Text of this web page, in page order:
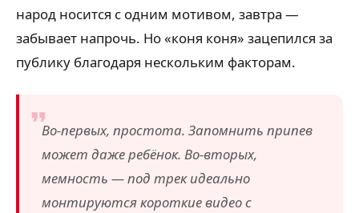
народ носится с одним мотивом, завтра —
забывает напрочь. Но «коня коня» зацепился за
публику благодаря нескольким факторам.
Во-первых, простота. Запомнить припев
может даже ребёнок. Во-вторых,
мемность — под трек идеально
монтируются короткие видео с